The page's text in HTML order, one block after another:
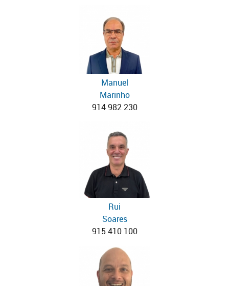
Manuel
Marinho
914 982 230
Rui
Soares
915 410 100